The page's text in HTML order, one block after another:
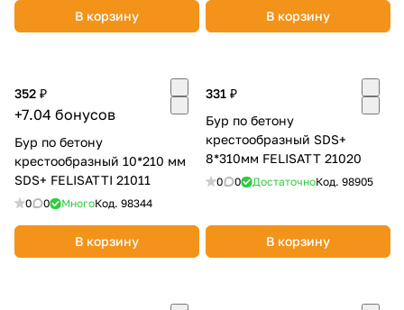
В корзину В корзину
352 ₽
+7.04 бонусов
Бур по бетону
крестообразный 10*210 мм
SDS+ FELISATTI 21011
0 0 МногоКод. 98344
В корзину
331 ₽
Бур по бетону
крестообразный SDS+
8*310мм FELISATT 21020
0 0 ДостаточноКод. 98905
В корзину